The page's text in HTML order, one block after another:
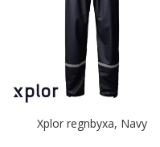
Xplor regnbyxa, Navy